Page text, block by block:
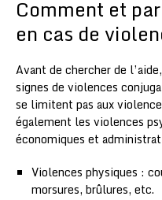
Comment et
en cas de
Avant de chercher de
signes de violences
se limitent pas aux
également les violences
économiques et
Violences physiques :
morsures, brûlures, etc.